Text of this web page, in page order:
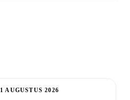
1 AUGUSTUS 2026